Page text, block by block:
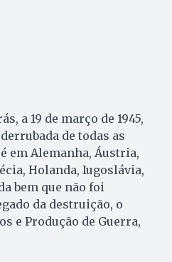
a 19 de março de 1945,
de todas as
em Alemanha, Áustria,
Holanda, Iugoslávia,
bem que não foi
da destruição, o
e Produção de Guerra,